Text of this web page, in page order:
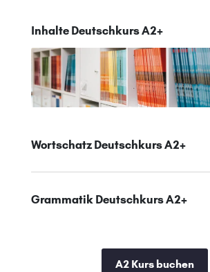
Inhalte Deutschkurs A2+
Wortschatz Deutschkurs A2+
Grammatik Deutschkurs A2+
A2 Kurs buchen